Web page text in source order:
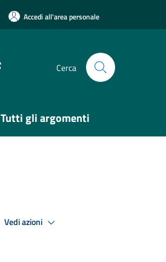
Accedi all'area personale
Cerca
Tutti gli argomenti
Vedi azioni